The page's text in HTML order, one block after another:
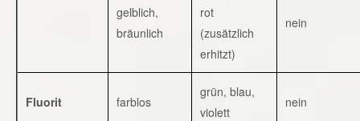
gelblich,
bräunlich
rot
(zusätzlich
erhitzt)
nein
Fluorit farblos
grün, blau,
violett
nein